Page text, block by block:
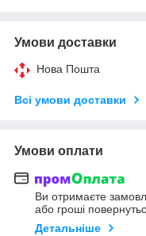
Умови доставки
Нова Пошта
Всі умови доставки
Умови оплати
Ви отримаєте
або гроші
Детальніше